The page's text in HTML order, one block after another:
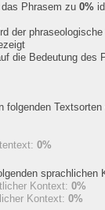
das Phrasem zu 0%
der
die Bedeutung des
folgenden Textsorten
0%
sprachlichen
Kontext: 0%
Kontext: 0%